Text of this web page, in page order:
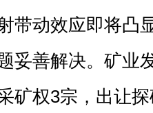
带动效应即将凸
妥善解决。矿业
矿权3宗，出让